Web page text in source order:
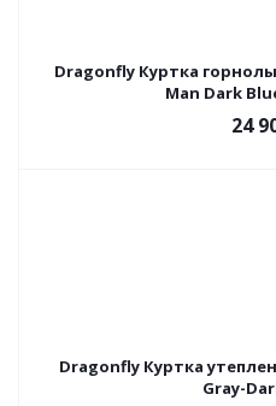
Dragonfly Куртка
Man Dark
24
Dragonfly Куртка
Gray-